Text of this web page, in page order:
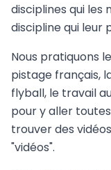
disciplines qui
discipline qui leur
Nous pratiquons
pistage français,
flyball, le travail
pour y aller
trouver des
"vidéos".